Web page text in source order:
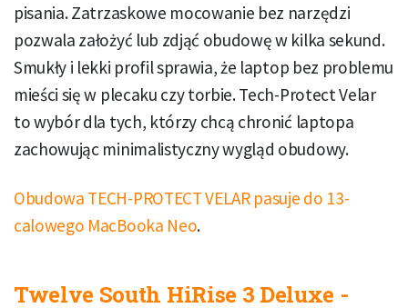
pisania. Zatrzaskowe mocowanie bez narzędzi
pozwala założyć lub zdjąć obudowę w kilka sekund.
Smukły i lekki profil sprawia, że laptop bez problemu
mieści się w plecaku czy torbie. Tech-Protect Velar
to wybór dla tych, którzy chcą chronić laptopa
zachowując minimalistyczny wygląd obudowy.
Obudowa TECH-PROTECT VELAR pasuje do 13-
calowego MacBooka Neo.
Twelve South HiRise 3 Deluxe -